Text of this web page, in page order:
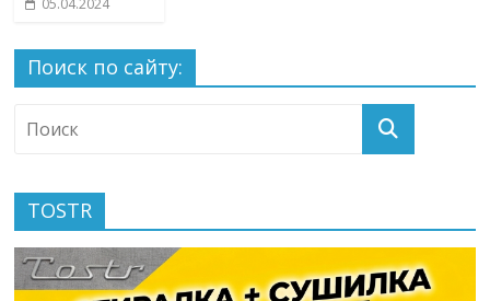
Поиск по сайту:
TOSTR